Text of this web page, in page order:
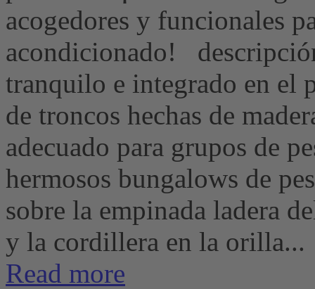
acogedores y funcionales
acondicionado!
tranquilo e integrado en el
de troncos hechas de
adecuado para grupos de
hermosos bungalows de
sobre la empinada ladera
y la cordillera en la orilla...
Read more